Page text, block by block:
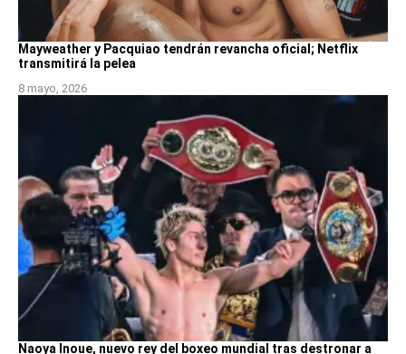
Mayweather y Pacquiao tendrán revancha oficial; Netflix
transmitirá la pelea
8 mayo, 2026
Naoya Inoue, nuevo rey del boxeo mundial tras destronar a